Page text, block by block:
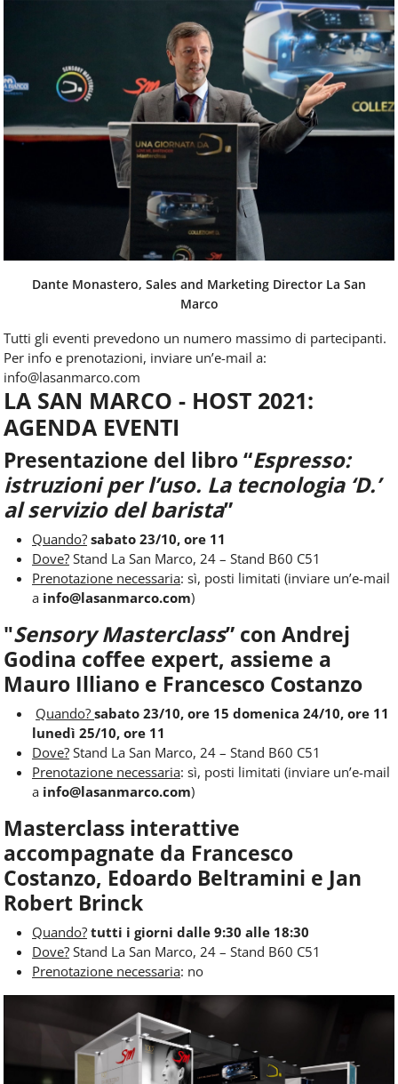
Dante Monastero, Sales and Marketing Director La San
Marco
Tutti gli eventi prevedono un numero massimo di partecipanti.
Per info e prenotazioni, inviare un’e-mail a:
info@lasanmarco.com
LA SAN MARCO - HOST 2021:
AGENDA EVENTI
Presentazione del libro “Espresso:
istruzioni per l’uso. La tecnologia ‘D.’
al servizio del barista”
Quando? sabato 23/10, ore 11
Dove? Stand La San Marco, 24 – Stand B60 C51
Prenotazione necessaria: sì, posti limitati (inviare un’e-mail
a info@lasanmarco.com)
"Sensory Masterclass” con Andrej
Godina coffee expert, assieme a
Mauro Illiano e Francesco Costanzo
Quando? sabato 23/10, ore 15 domenica 24/10, ore 11
lunedì 25/10, ore 11
Dove? Stand La San Marco, 24 – Stand B60 C51
Prenotazione necessaria: sì, posti limitati (inviare un’e-mail
a info@lasanmarco.com)
Masterclass interattive
accompagnate da Francesco
Costanzo, Edoardo Beltramini e Jan
Robert Brinck
Quando? tutti i giorni dalle 9:30 alle 18:30
Dove? Stand La San Marco, 24 – Stand B60 C51
Prenotazione necessaria: no